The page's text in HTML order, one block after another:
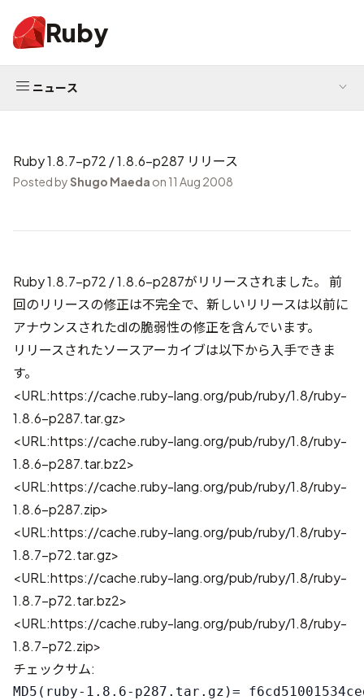
Ruby
ニュース
Ruby 1.8.7-p72 / 1.8.6-p287 リリース
Posted byShugo Maeda on 11 Aug 2008
Ruby 1.8.7-p72 / 1.8.6-p287がリリースされました。 前
回のリリースの修正は不完全で、新しいリリースは以前に
アナウンスされたdlの脆弱性の修正を含んでいます。
リリースされたソースアーカイブは以下から入手できま
す。
<URL:https://cache.ruby-lang.org/pub/ruby/1.8/ruby-
1.8.6-p287.tar.gz>
<URL:https://cache.ruby-lang.org/pub/ruby/1.8/ruby-
1.8.6-p287.tar.bz2>
<URL:https://cache.ruby-lang.org/pub/ruby/1.8/ruby-
1.8.6-p287.zip>
<URL:https://cache.ruby-lang.org/pub/ruby/1.8/ruby-
1.8.7-p72.tar.gz>
<URL:https://cache.ruby-lang.org/pub/ruby/1.8/ruby-
1.8.7-p72.tar.bz2>
<URL:https://cache.ruby-lang.org/pub/ruby/1.8/ruby-
1.8.7-p72.zip>
チェックサム:
MD5(ruby-1.8.6-p287.tar.gz)=